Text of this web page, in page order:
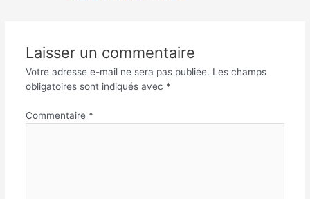
Laisser un commentaire
Votre adresse e-mail ne sera pas publiée. Les champs
obligatoires sont indiqués avec *
Commentaire *